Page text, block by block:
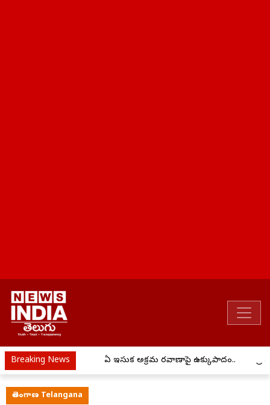
Breaking News ఏపీ ఇసుక అక్రమ రవాణాపై ఉక్కుపాదం..
తెలంగాణ Telangana